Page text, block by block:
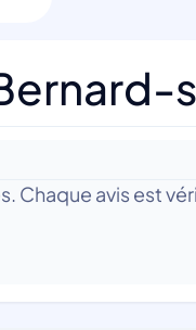
Chaque avis est